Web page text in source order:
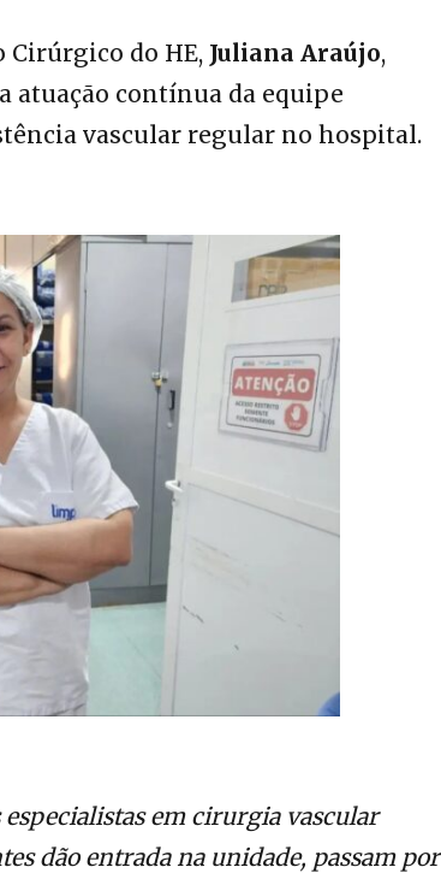
Cirúrgico do HE, Juliana Araújo,
atuação contínua da equipe
vascular regular no hospital.
em cirurgia vascular
dão entrada na unidade, passam por